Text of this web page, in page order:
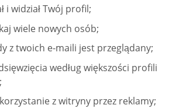
i widział Twój profil;
wiele nowych osób;
z twoich e-maili jest przeglądany;
według większości profili
z witryny przez reklamy;